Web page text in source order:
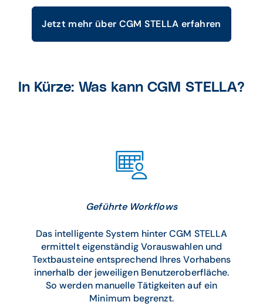
Jetzt mehr über CGM STELLA erfahren
In Kürze: Was kann CGM STELLA?
Geführte Workflows
Das intelligente System hinter CGM STELLA
ermittelt eigenständig Vorauswahlen und
Textbausteine entsprechend Ihres Vorhabens
innerhalb der jeweiligen Benutzeroberfläche.
So werden manuelle Tätigkeiten auf ein
Minimum begrenzt.